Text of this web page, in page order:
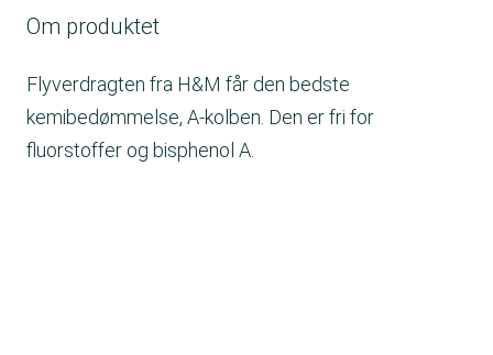
Om produktet
Flyverdragten fra H&M får den bedste
kemibedømmelse, A-kolben. Den er fri for
fluorstoffer og bisphenol A.